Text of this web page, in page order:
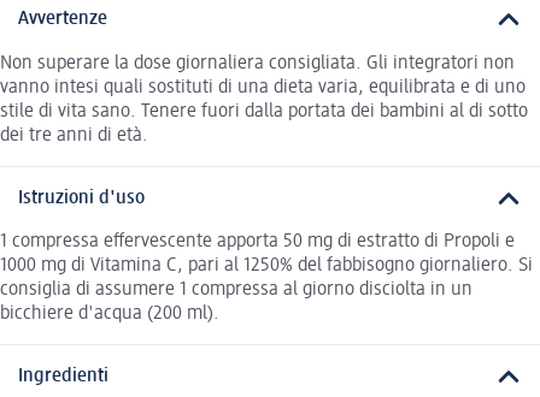
Avvertenze
Non superare la dose giornaliera consigliata. Gli integratori non
vanno intesi quali sostituti di una dieta varia, equilibrata e di uno
stile di vita sano. Tenere fuori dalla portata dei bambini al di sotto
dei tre anni di età.
Istruzioni d'uso
1 compressa effervescente apporta 50 mg di estratto di Propoli e
1000 mg di Vitamina C, pari al 1250% del fabbisogno giornaliero. Si
consiglia di assumere 1 compressa al giorno disciolta in un
bicchiere d'acqua (200 ml).
Ingredienti